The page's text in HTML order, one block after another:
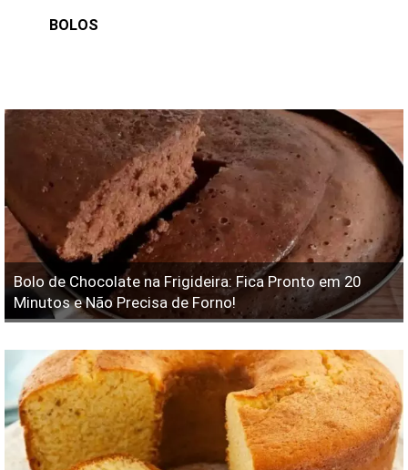
BOLOS
Bolo de Chocolate na Frigideira: Fica Pronto em 20
Minutos e Não Precisa de Forno!